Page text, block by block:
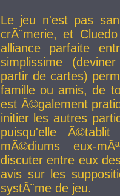
Le jeu n'est pas
crÃ¨merie, et
alliance parfaite
simplissime
partir de cartes)
famille ou amis, de
est Ã©galement
initier les autres
puisqu'elle
mÃ©diums eux-
discuter entre eux
avis sur les
systÃ¨me de jeu.